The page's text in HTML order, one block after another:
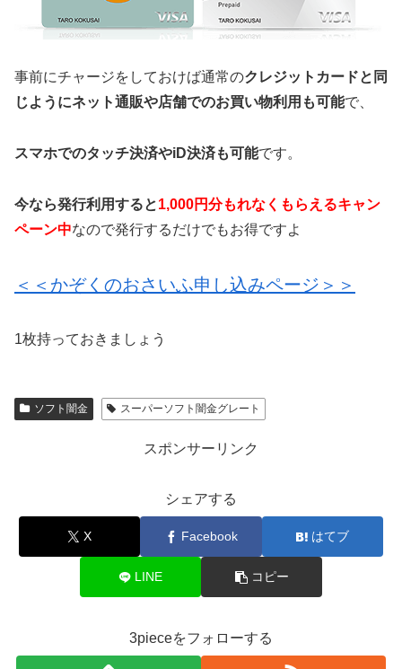
事前にチャージをしておけば通常のクレジットカードと同
じようにネット通販や店舗でのお買い物利用も可能で、
スマホでのタッチ決済やiD決済も可能です。
今なら発行利用すると1,000円分もれなくもらえるキャン
ペーン中なので発行するだけでもお得ですよ
＜＜かぞくのおさいふ申し込みページ＞＞
1枚持っておきましょう
ソフト闇金 スーパーソフト闇金グレート
スポンサーリンク
シェアする
X Facebook はてブ
LINE コピー
3pieceをフォローする